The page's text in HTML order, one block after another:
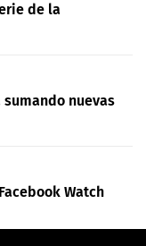
de la
nuevas
Watch